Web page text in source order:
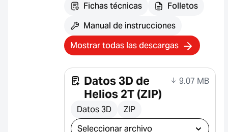
Fichas técnicas
Folletos
Manual de instrucciones
Mostrar todas las descargas
Datos 3D de
Helios 2T (ZIP)
9.07 MB
Datos 3D ZIP
Seleccionar descarga